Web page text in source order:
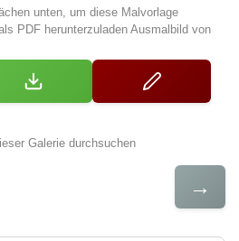
unten, um diese Malvorlage
PDF herunterzuladen Ausmalbild von
Galerie durchsuchen
→